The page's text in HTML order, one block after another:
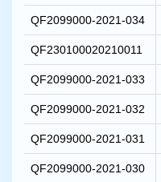
QF2099000-2021-034
QF230100020210011
QF2099000-2021-033
QF2099000-2021-032
QF2099000-2021-031
QF2099000-2021-030